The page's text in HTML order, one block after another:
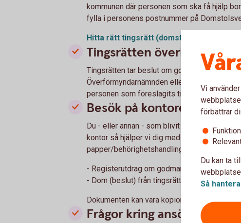
kommunen där personen som ska få hjälp
fylla i personens postnummer på
Hitta rätt tingsrätt (domstol.se)
Tingsrätten överlägger
Tingsrätten tar beslut om god man eller
Överförmyndarnämnden eller
personen som föreslagits till god man eller
Besök på kontoret för att
Du - eller annan - som blivit utsedd till god
kontor så hjälper vi dig med upplägget. Ta
papper/behörighetshandlingar:
- Registerutdrag om godmanskap från en
- Dom (beslut) från tingsrätten
Dokumenten kan vara kopior.
Frågor kring
Vi
förbättrar
Du kan ta
Så